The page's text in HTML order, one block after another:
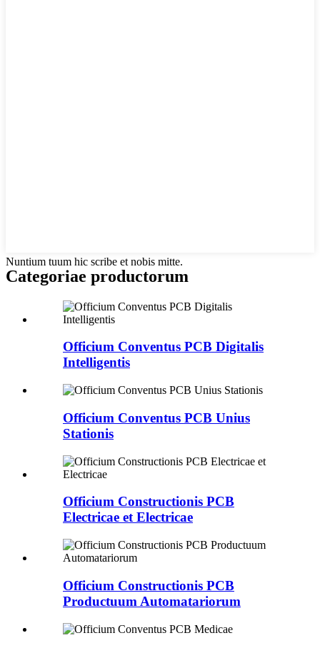
Nuntium tuum hic scribe et nobis mitte.
Categoriae productorum
Officium Conventus PCB Digitalis
Intelligentis
Officium Conventus PCB Unius
Stationis
Officium Constructionis PCB
Electricae et Electricae
Officium Constructionis PCB
Productuum Automatariorum